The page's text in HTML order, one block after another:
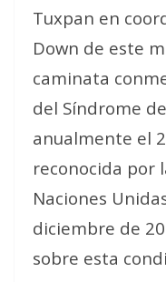
Tuxpan en
Down de este
caminata
del Síndrome
anualmente el
reconocida por
Naciones
diciembre de
sobre esta